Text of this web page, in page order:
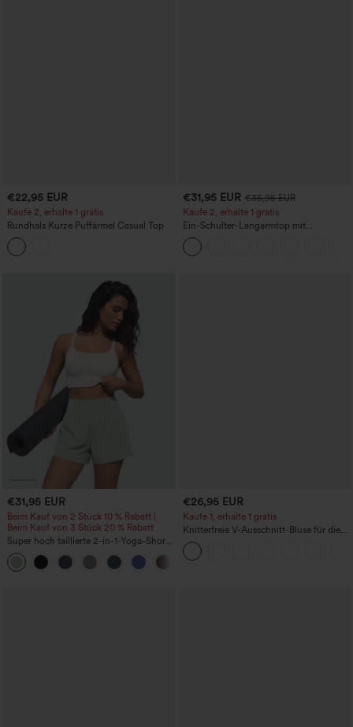
€22,95 EUR
Kaufe 2, erhalte 1 gratis
Rundhals Kurze Puffärmel Casual Top
€31,95 EUR €35,95 EUR
Kaufe 2, erhalte 1 gratis
Ein-Schulter-Langarmtop mit
Daumenloch, geschwungener Saum
(High-Low), schnell trocknend – Yoga-
Sporttop mit integriertem BH
€31,95 EUR
Beim Kauf von 2 Stück 10 % Rabatt |
Beim Kauf von 3 Stück 20 % Rabatt
Super hoch taillierte 2-in-1-Yoga-Shorts
mit Gesäßtasche und Seitentasche-
längere Länge
€26,95 EUR
Kaufe 1, erhalte 1 gratis
Knitterfreie V-Ausschnitt-Bluse für die
Arbeit, kurzärmelig und oversized